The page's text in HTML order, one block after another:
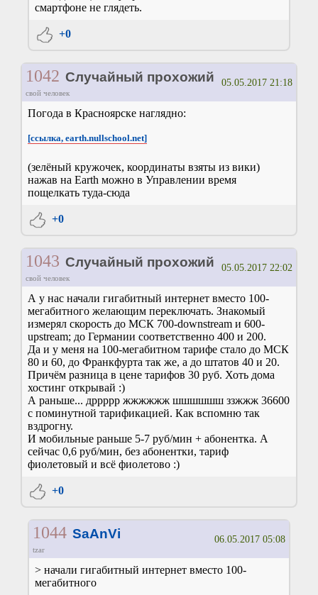
смартфоне не глядеть.
+0
1042 Случайный прохожий
свой человек
05.05.2017 21:18
Погода в Красноярске наглядно:
[ссылка, earth.nullschool.net]
(зелёный кружочек, координаты взяты из вики)
нажав на Earth можно в Управлении время
пощелкать туда-сюда
+0
1043 Случайный прохожий
свой человек
05.05.2017 22:02
А у нас начали гигабитный интернет вместо 100-
мегабитного желающим переключать. Знакомый
измерял скорость до МСК 700-downstream и 600-
upstream; до Германии соответственно 400 и 200.
Да и у меня на 100-мегабитном тарифе стало до МСК
80 и 60, до Франкфурта так же, а до штатов 40 и 20.
Причём разница в цене тарифов 30 руб. Хоть дома
хостинг открывай :)
А раньше... дррррр жжжжжж шшшшшш ззжжж 36600
с поминутной тарификацией. Как вспомню так
вздрогну.
И мобильные раньше 5-7 руб/мин + абонентка. А
сейчас 0,6 руб/мин, без абонентки, тариф
фиолетовый и всё фиолетово :)
+0
1044 SaAnVi
tzar
06.05.2017 05:08
> начали гигабитный интернет вместо 100-
мегабитного